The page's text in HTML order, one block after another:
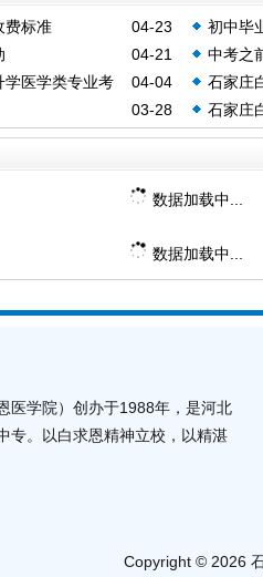
04-23
费标准
初中毕
04-21
中考之
04-04
医学类专业考
石家庄
03-28
石家庄
试
数据加载中...
数据加载中...
医学院）创办于1988年，是河北
专。以白求恩精神立校，以精湛
Copyright © 2026